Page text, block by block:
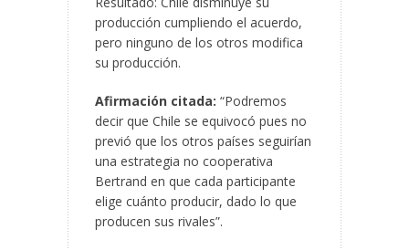
producción cumpliendo el acuerdo,
pero ninguno de los otros modifica
su producción.
Afirmación citada: “Podremos
decir que Chile se equivocó pues no
previó que los otros países seguirían
una estrategia no cooperativa
Bertrand en que cada participante
elige cuánto producir, dado lo que
producen sus rivales”.